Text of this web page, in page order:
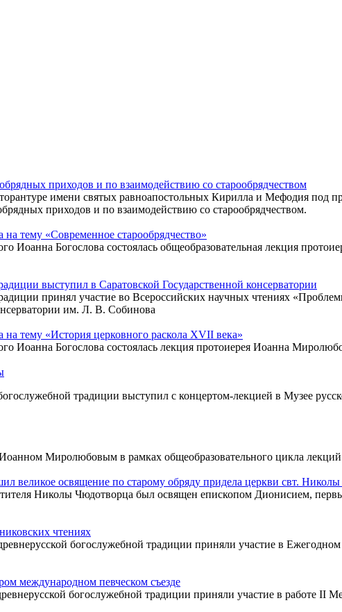
приходов и по взаимодействию со старообрядчеством
имени святых равноапостольных Кирилла и Мефодия под
приходов и по взаимодействию со старообрядчеством.
тему «Современное старообрядчество»
Иоанна Богослова состоялась общеобразовательная лекция
выступил в Саратовской Государственной консерватории
принял участие во Всероссийских научных чтениях
им. Л. В. Собинова
тему «История церковного раскола XVII века»
Иоанна Богослова состоялась лекция протоиерея Иоанна
традиции выступил с концертом-лекцией в Музее
Миролюбовым в рамках общеобразовательного цикла лекций
освящение по старому обряду придела церкви свт. Николы
Николы Чюдотворца был освящен епископом Дионисием,
чтениях
богослужебной традиции приняли участие в
международном певческом съезде
богослужебной традиции приняли участие в работе II